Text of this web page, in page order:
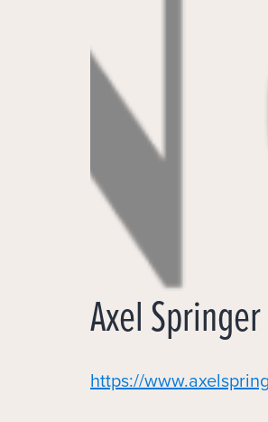
Axel
https://